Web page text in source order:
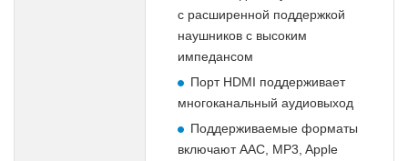
с расширенной поддержкой
наушников с высоким
импедансом
Порт HDMI поддерживает
многоканальный аудиовыход
Поддерживаемые форматы
включают AAC, MP3, Apple